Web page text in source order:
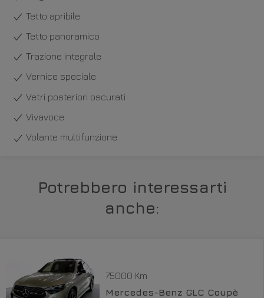
Tetto apribile
Tetto panoramico
Trazione integrale
Vernice speciale
Vetri posteriori oscurati
Vivavoce
Volante multifunzione
Potrebbero interessarti
anche:
75000 Km
Mercedes-Benz GLC Coupè